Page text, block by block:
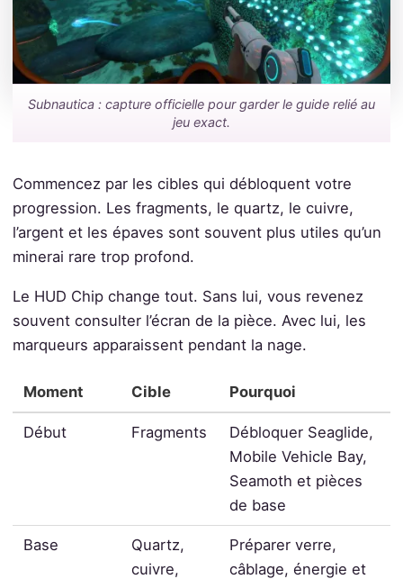
Subnautica : capture officielle pour garder le guide relié au
jeu exact.
Commencez par les cibles qui débloquent votre
progression. Les fragments, le quartz, le cuivre,
l’argent et les épaves sont souvent plus utiles qu’un
minerai rare trop profond.
Le HUD Chip change tout. Sans lui, vous revenez
souvent consulter l’écran de la pièce. Avec lui, les
marqueurs apparaissent pendant la nage.
Moment Cible Pourquoi
Début Fragments
Débloquer Seaglide,
Mobile Vehicle Bay,
Seamoth et pièces
de base
Base
Quartz,
cuivre,
Préparer verre,
câblage, énergie et